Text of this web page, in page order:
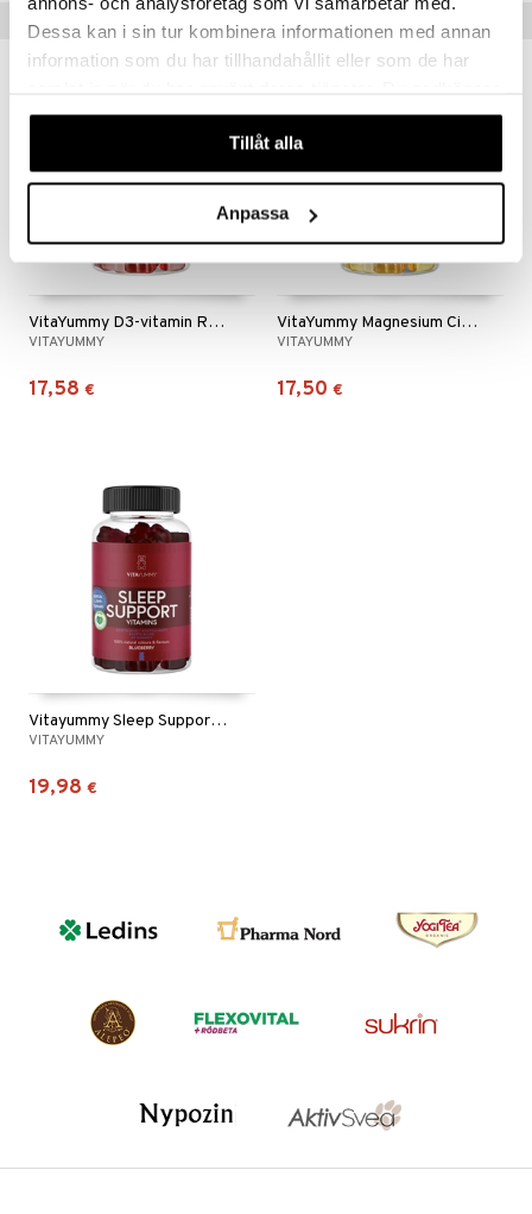
Dessa kan i sin tur kombinera informationen med annan
information som du har tillhandahållit eller som de har
våra cookies vid fortsatt användande av vår webbplats.
Tillåt alla
Anpassa
Vinkkejä sinulle
VitaYummy D3-vitamin Raspberry
VITAYUMMY
17,58 €
VitaYummy Magnesium Citrate Lemon
VITAYUMMY
17,50 €
Vitayummy Sleep Support Blueberry
VITAYUMMY
19,98 €